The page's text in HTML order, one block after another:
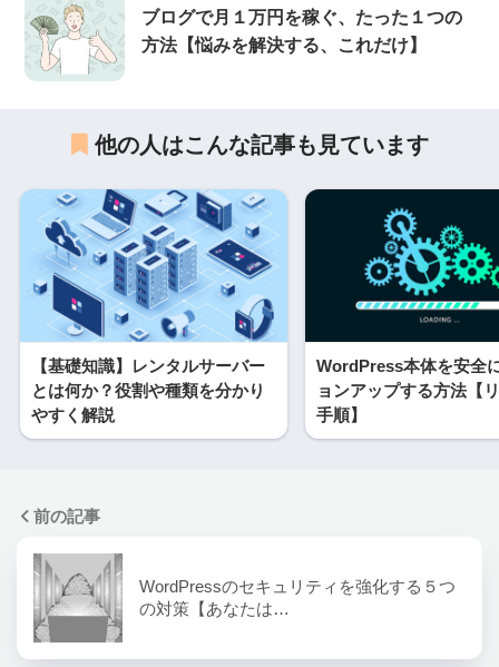
ブログで月１万円を稼ぐ、たった１つの
方法【悩みを解決する、これだけ】
他の人はこんな記事も見ています
【基礎知識】レンタルサーバー
とは何か？役割や種類を分かり
やすく解説
WordPress本体を安全
ョンアップする方法【
手順】
前の記事
WordPressのセキュリティを強化する５つ
の対策【あなたは…